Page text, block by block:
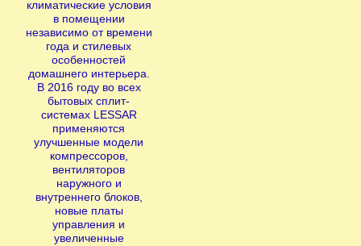
климатические условия
в помещении
независимо от времени
года и стилевых
особенностей
домашнего интерьера.
В 2016 году во всех
бытовых сплит-
системах LESSAR
применяются
улучшенные модели
компрессоров,
вентиляторов
наружного и
внутреннего блоков,
новые платы
управления и
увеличенные